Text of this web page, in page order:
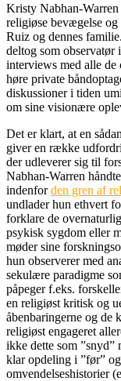
Kristy Nabhan-
religiøse bevægelse
Ruiz og dennes
deltog som
interviews med alle
høre private
diskussioner i tiden
om sine visionære
Det er klart, at en
giver en række
der udleverer sig til
Nabhan-Warren
indenforden gren af
undlader hun ethvert
forklare de
psykisk sygdom eller
møder sine
hun observerer med
sekulære paradigme
påpeger f.eks.
en religiøst kritisk og
åbenbaringerne og de
religiøst engageret
ikke dette som ”snyd”
klar opdeling i ”før”
omvendelseshistorier